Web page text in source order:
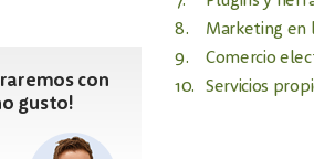
con
gusto!
8.
Marketing en
9.
Comercio
10.
Servicios